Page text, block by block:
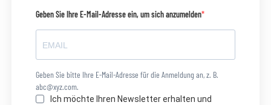
Geben Sie Ihre E-Mail-Adresse ein, um sich anzumelden
Geben Sie bitte Ihre E-Mail-Adresse für die Anmeldung an, z. B.
abc@xyz.com.
Ich möchte Ihren Newsletter erhalten und